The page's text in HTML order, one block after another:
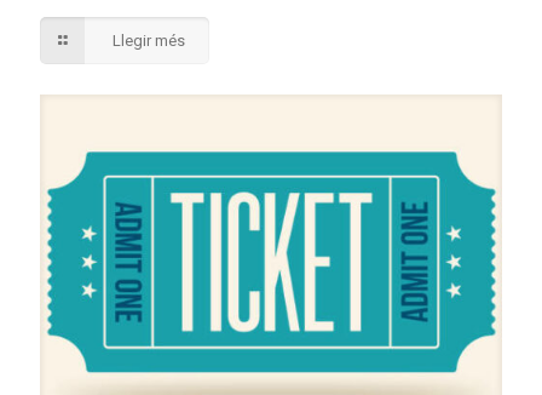
Llegir més